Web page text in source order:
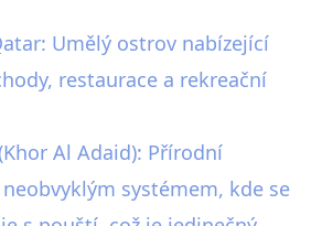
Umělý ostrov nabízející
restaurace a rekreační
Al Adaid): Přírodní
neobvyklým systémem, kde se